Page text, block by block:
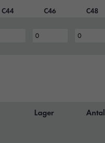
C44 C46 C48
Lager Antal